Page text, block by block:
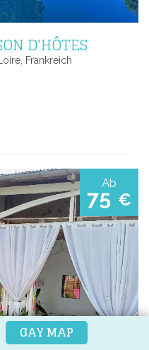
D'HÔTES
Frankreich
Ab
75 €
GAY MAP